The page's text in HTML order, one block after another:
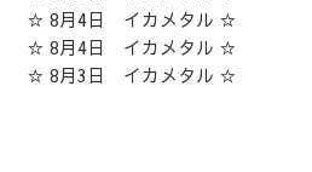
☆ 8月4日 イカメタル ☆
☆ 8月4日 イカメタル ☆
☆ 8月3日 イカメタル ☆